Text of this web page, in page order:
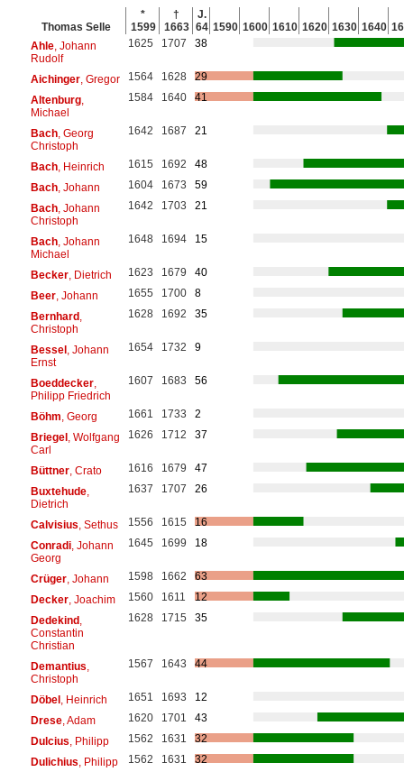
Thomas Selle
*
1599
†
1663
J.
64 1590 1600 1610 1620 1630 1640
Ahle, Johann
Rudolf
1625 1707 38
Aichinger, Gregor 1564 1628
29
Altenburg,
Michael
1584 1640 41
Bach, Georg
Christoph
1642 1687 21
Bach, Heinrich 1615 1692
48
Bach, Johann 1604 1673
59
Bach, Johann
Christoph
1642 1703 21
Bach, Johann
Michael
1648 1694 15
Becker, Dietrich 1623 1679
40
Beer, Johann 1655 1700
8
Bernhard,
Christoph
1628 1692 35
Bessel, Johann
Ernst
1654 1732 9
Boeddecker,
Philipp Friedrich
1607 1683 56
Böhm , Georg 1661 1733
2
Briegel, Wolfgang
Carl
1626 1712 37
Büttner, Crato 1616 1679
47
Buxtehude,
Dietrich
1637 1707 26
Calvisius , Sethus 1556 1615
16
Conradi, Johann
Georg
1645 1699 18
Crüger, Johann 1598 1662
63
Decker, Joachim 1560 1611
12
Dedekind,
Constantin
Christian
1628 1715 35
Demantius
Christoph
1567 1643 44
Döbel, Heinrich 1651 1693
12
Drese, Adam 1620 1701
43
Dulcius , Philipp 1562 1631
32
Dulichius , Philipp 1562 1631
32